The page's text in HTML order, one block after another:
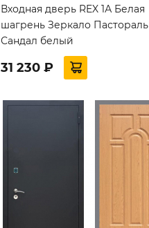
Входная дверь REX 1А Белая
шагрень Зеркало Пастораль
Сандал белый
31 230 ₽